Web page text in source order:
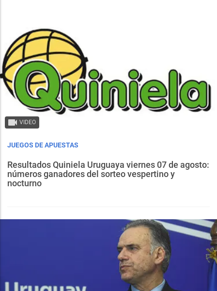
VIDEO
JUEGOS DE APUESTAS
Resultados Quiniela Uruguaya viernes 07 de agosto:
números ganadores del sorteo vespertino y
nocturno